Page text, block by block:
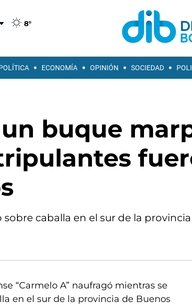
8°
ECONOMÍA OPINIÓN SOCIEDAD
buque
caballa en el sur de la
“Carmelo A” naufragó mientras se
en el sur de la provincia de Buenos